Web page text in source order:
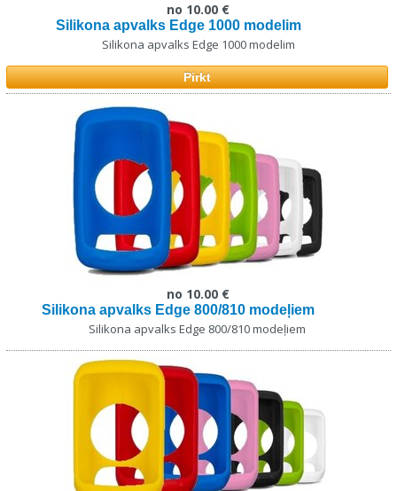
Silikona apvalks Edge 1000 modelim
Silikona apvalks Edge 1000 modelim
no 10.00 €
Pirkt
Silikona apvalks Edge 800/810 modeļiem
Silikona apvalks Edge 800/810 modeļiem
no 10.00 €